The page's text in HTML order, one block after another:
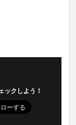
ックしよう！